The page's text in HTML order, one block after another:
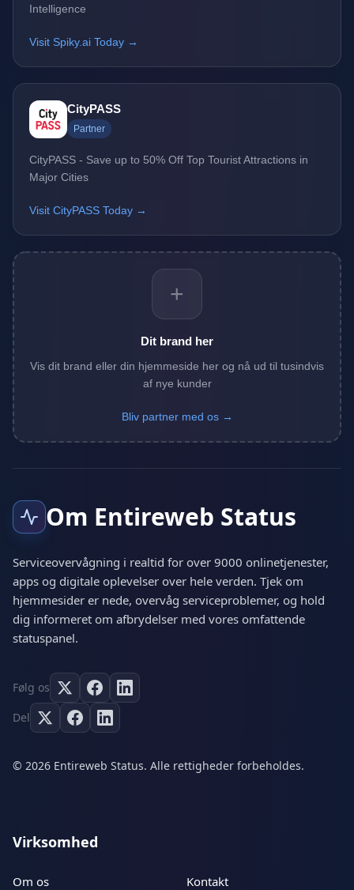
Intelligence
Visit Spiky.ai Today →
CityPASS
Partner
CityPASS - Save up to 50% Off Top Tourist Attractions in
Major Cities
Visit CityPASS Today →
+
Dit brand her
Vis dit brand eller din hjemmeside her og nå ud til tusindvis
af nye kunder
Bliv partner med os →
Om Entireweb Status
Serviceovervågning i realtid for over 9000 onlinetjenester,
apps og digitale oplevelser over hele verden. Tjek om
hjemmesider er nede, overvåg serviceproblemer, og hold
dig informeret om afbrydelser med vores omfattende
statuspanel.
Følg os
Del
© 2026 Entireweb Status. Alle rettigheder forbeholdes.
Virksomhed
Om os Kontakt